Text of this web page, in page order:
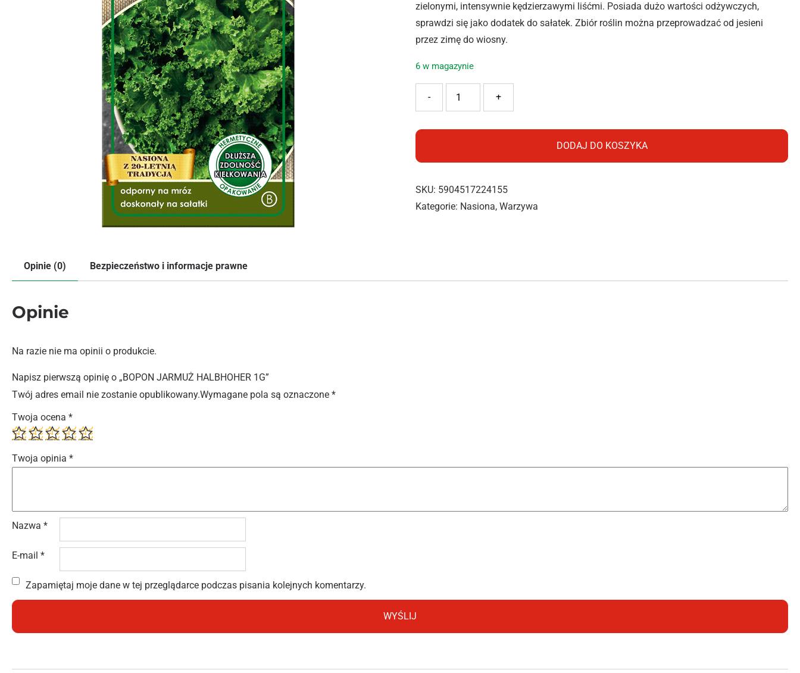
zielonymi, intensywnie kędzierzawymi liśćmi. Posiada dużo wartości odżywczych,
sprawdzi się jako dodatek do sałatek. Zbiór roślin można przeprowadzać od jesieni
przez zimę do wiosny.
6 w magazynie
+
-
DODAJ DO KOSZYKA
SKU: 5904517224155
Kategorie: Nasiona,Warzywa
Opinie (0) Bezpieczeństwo i informacje prawne
Opinie
Na razie nie ma opinii o produkcie.
Napisz pierwszą opinię o „BOPON JARMUŻ HALBHOHER 1G”
Twój adres email nie zostanie opublikowany.Wymagane pola są oznaczone *
Twoja ocena *
Twoja opinia *
Nazwa *
E-mail *
Zapamiętaj moje dane w tej przeglądarce podczas pisania kolejnych komentarzy.